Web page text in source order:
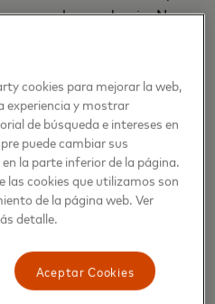
la pandemia. Nos
operar en línea para
Pero también con
y los nuevos, porque en
aprendido el valor que
y el cuidado que
hicimos recientemente
de pagos, lo esencial
la seguridad (59%)1 y casi
que continuarán usando
después de la pandemia.
cookies para mejorar la web,
experiencia y mostrar
de búsqueda e intereses en
puede cambiar sus
la parte inferior de la página.
las cookies que utilizamos son
de la página web. Ver
detalle.
Aceptar Cookies